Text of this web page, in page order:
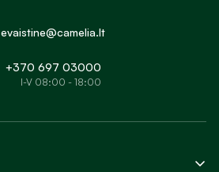
evaistine@camelia.lt
+370 697 03000
I-V 08:00 - 18:00